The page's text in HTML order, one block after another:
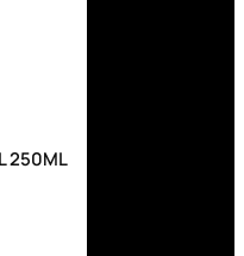
250ML